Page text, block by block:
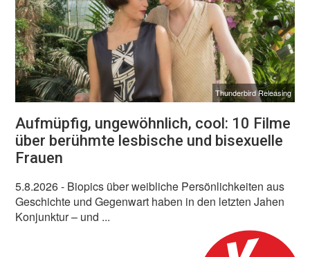
Thunderbird Releasing
Aufmüpfig, ungewöhnlich, cool: 10 Filme
über berühmte lesbische und bisexuelle
Frauen
5.8.2026- Biopics über weibliche Persönlichkeiten aus
Geschichte und Gegenwart haben in den letzten Jahen
Konjunktur – und ...